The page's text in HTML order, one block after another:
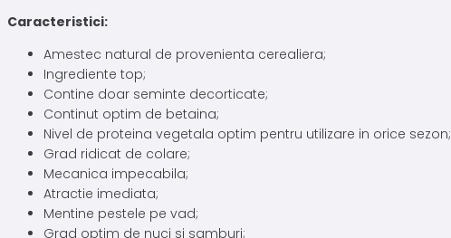
Caracteristici:
Amestec natural de provenienta cerealiera;
Ingrediente top;
Contine doar seminte decorticate;
Continut optim de betaina;
Nivel de proteina vegetala optim pentru utilizare in orice sezon;
Grad ridicat de colare;
Mecanica impecabila;
Atractie imediata;
Mentine pestele pe vad;
Grad optim de nuci si samburi;